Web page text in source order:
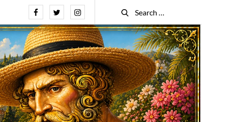
FacebookTwitterInstagram
Search
for:
Search